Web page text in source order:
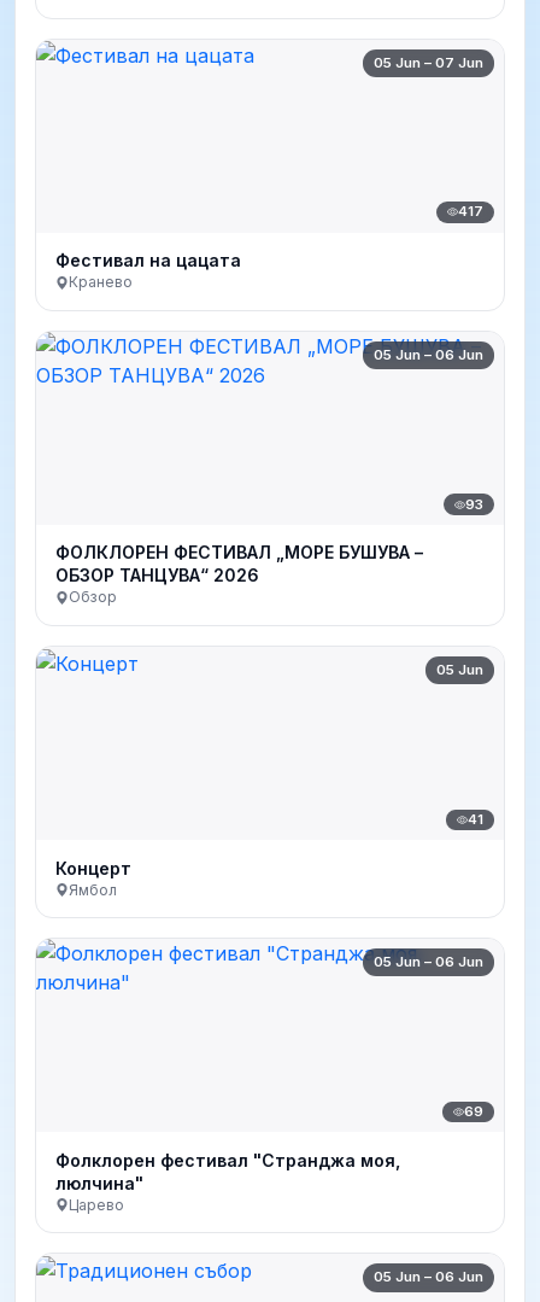
05 Jun – 07 Jun
417
Фестивал на цацата
Кранево
05 Jun – 06 Jun
93
ФОЛКЛОРЕН ФЕСТИВАЛ „МОРЕ БУШУВА –
ОБЗОР ТАНЦУВА“ 2026
Обзор
05 Jun
41
Концерт
Ямбол
05 Jun – 06 Jun
69
Фолклорен фестивал "Странджа моя,
люлчина"
Царево
05 Jun – 06 Jun